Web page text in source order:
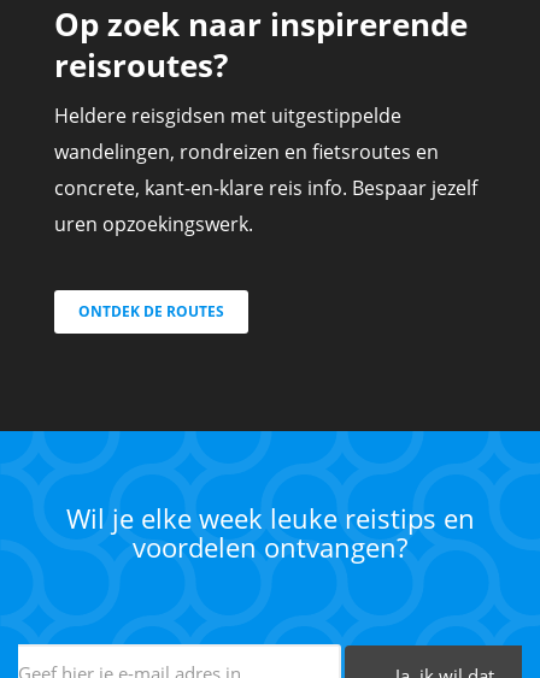
Op zoek naar inspirerende
reisroutes?
Heldere reisgidsen met uitgestippelde
wandelingen, rondreizen en fietsroutes en
concrete, kant-en-klare reis info. Bespaar jezelf
uren opzoekingswerk.
ONTDEK DE ROUTES
Wil je elke week leuke reistips en
voordelen ontvangen?